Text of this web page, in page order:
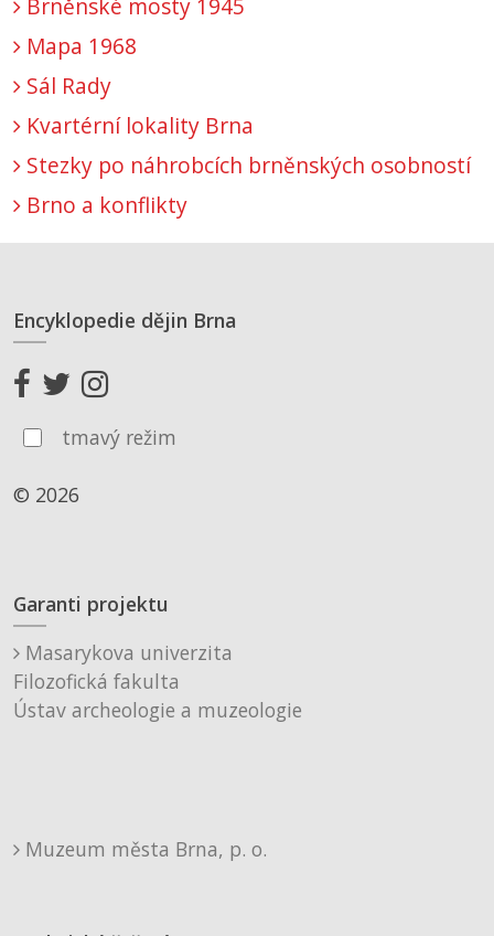
Brněnské mosty 1945
Mapa 1968
Sál Rady
Kvartérní lokality Brna
Stezky po náhrobcích brněnských osobností
Brno a konflikty
Encyklopedie dějin Brna
tmavý režim
© 2026
Garanti projektu
Masarykova univerzita
Filozofická fakulta
Ústav archeologie a muzeologie
Muzeum města Brna, p. o.